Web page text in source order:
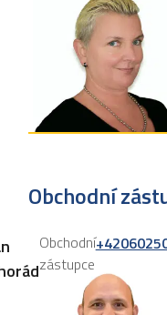
Obchodní
Obchodní
zástupce